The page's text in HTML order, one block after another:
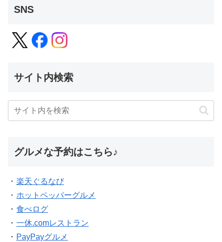
SNS
サイト内検索
グルメな予約はこちら♪
・ 楽天ぐるなび
・ ホットペッパーグルメ
・ 食べログ
・ 一休.comレストラン
・ PayPayグルメ